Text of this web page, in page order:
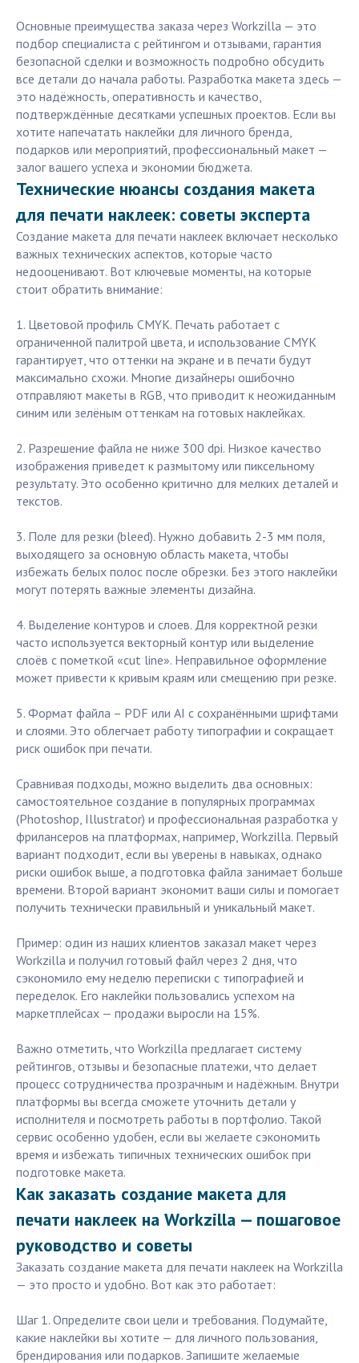
Основные преимущества заказа через Workzilla — это
подбор специалиста с рейтингом и отзывами, гарантия
безопасной сделки и возможность подробно обсудить
все детали до начала работы. Разработка макета здесь —
это надёжность, оперативность и качество,
подтверждённые десятками успешных проектов. Если вы
хотите напечатать наклейки для личного бренда,
подарков или мероприятий, профессиональный макет —
залог вашего успеха и экономии бюджета.
Технические нюансы создания макета
для печати наклеек: советы эксперта
Создание макета для печати наклеек включает несколько
важных технических аспектов, которые часто
недооценивают. Вот ключевые моменты, на которые
стоит обратить внимание:
1. Цветовой профиль CMYK. Печать работает с
ограниченной палитрой цвета, и использование CMYK
гарантирует, что оттенки на экране и в печати будут
максимально схожи. Многие дизайнеры ошибочно
отправляют макеты в RGB, что приводит к неожиданным
синим или зелёным оттенкам на готовых наклейках.
2. Разрешение файла не ниже 300 dpi. Низкое качество
изображения приведет к размытому или пиксельному
результату. Это особенно критично для мелких деталей и
текстов.
3. Поле для резки (bleed). Нужно добавить 2-3 мм поля,
выходящего за основную область макета, чтобы
избежать белых полос после обрезки. Без этого наклейки
могут потерять важные элементы дизайна.
4. Выделение контуров и слоев. Для корректной резки
часто используется векторный контур или выделение
слоёв с пометкой «cut line». Неправильное оформление
может привести к кривым краям или смещению при резке.
5. Формат файла – PDF или AI с сохранёнными шрифтами
и слоями. Это облегчает работу типографии и сокращает
риск ошибок при печати.
Сравнивая подходы, можно выделить два основных:
самостоятельное создание в популярных программах
(Photoshop, Illustrator) и профессиональная разработка у
фрилансеров на платформах, например, Workzilla. Первый
вариант подходит, если вы уверены в навыках, однако
риски ошибок выше, а подготовка файла занимает больше
времени. Второй вариант экономит ваши силы и помогает
получить технически правильный и уникальный макет.
Пример: один из наших клиентов заказал макет через
Workzilla и получил готовый файл через 2 дня, что
сэкономило ему неделю переписки с типографией и
переделок. Его наклейки пользовались успехом на
маркетплейсах — продажи выросли на 15%.
Важно отметить, что Workzilla предлагает систему
рейтингов, отзывы и безопасные платежи, что делает
процесс сотрудничества прозрачным и надёжным. Внутри
платформы вы всегда сможете уточнить детали у
исполнителя и посмотреть работы в портфолио. Такой
сервис особенно удобен, если вы желаете сэкономить
время и избежать типичных технических ошибок при
подготовке макета.
Как заказать создание макета для
печати наклеек на Workzilla — пошаговое
руководство и советы
Заказать создание макета для печати наклеек на Workzilla
— это просто и удобно. Вот как это работает:
Шаг 1. Определите свои цели и требования. Подумайте,
какие наклейки вы хотите — для личного пользования,
брендирования или подарков. Запишите желаемые